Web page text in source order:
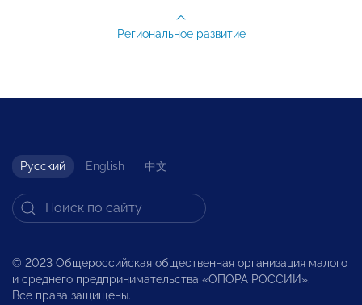
Региональное развитие
Русский English 中文
© 2023 Общероссийская общественная организация малого
и среднего предпринимательства «ОПОРА РОССИИ».
Все права защищены.